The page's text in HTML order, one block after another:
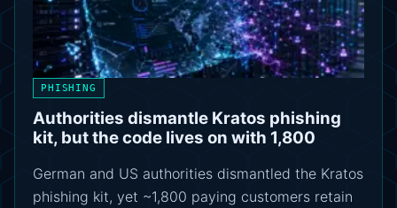
PHISHING
Authorities dismantle Kratos phishing
kit, but the code lives on with 1,800
German and US authorities dismantled the Kratos
phishing kit, yet ~1,800 paying customers retain